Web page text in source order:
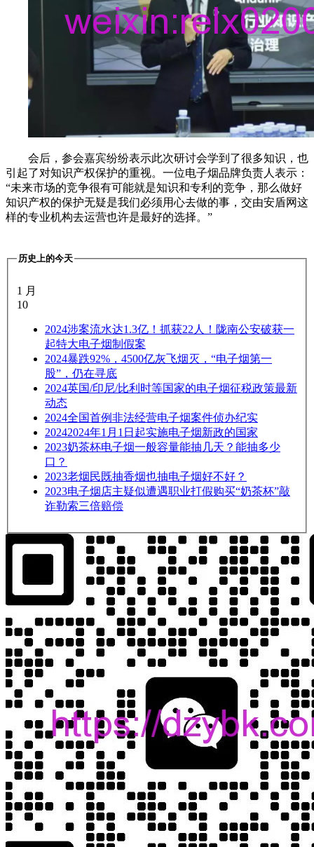
会后，参会嘉宾纷纷表示此次研讨会学到了很多知识，也
引起了对知识产权保护的重视。一位电子烟品牌负责人表示：
“未来市场的竞争很有可能就是知识和专利的竞争，那么做好
知识产权的保护无疑是我们必须用心去做的事，交由安盾网这
样的专业机构去运营也许是最好的选择。”
历史上的今天
1 月
10
2024涉案流水达1.3亿！抓获22人！陇南公安破获一
起特大电子烟制假案
2024暴跌92%，4500亿灰飞烟灭，“电子烟第一
股”，仍在寻底
2024英国/印尼/比利时等国家的电子烟征税政策最新
动态
2024全国首例非法经营电子烟案件侦办纪实
20242024年1月1日起实施电子烟新政的国家
2023奶茶杯电子烟一般容量能抽几天？能抽多少
口？
2023老烟民既抽香烟也抽电子烟好不好？
2023电子烟店主疑似遭遇职业打假购买“奶茶杯”敲
诈勒索三倍赔偿